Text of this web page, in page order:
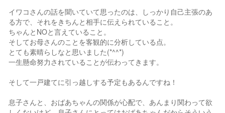
イワコさんの話を聞いていて思ったのは、しっかり自己主張のあ
る方で、それをきちんと相手に伝えられていること。
ちゃんとNOと言えていること。
そしてお母さんのことを客観的に分析している点。
とても素晴らしなと思いました(*^^*)
一生懸命努力されていることが伝わってきます。
そして一戸建てに引っ越しする予定もあるんですね！
息子さんと、おばあちゃんの関係が心配で、あんまり関わって欲